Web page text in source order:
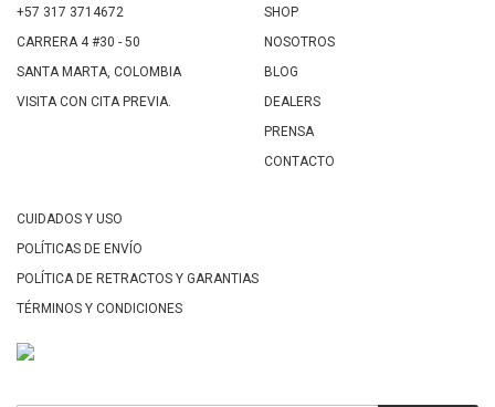
+57 317 3714672
CARRERA 4 #30 - 50
SANTA MARTA, COLOMBIA
VISITA CON CITA PREVIA.
SHOP
NOSOTROS
BLOG
DEALERS
PRENSA
CONTACTO
CUIDADOS Y USO
POLÍTICAS DE ENVÍO
POLÍTICA DE RETRACTOS Y GARANTIAS
TÉRMINOS Y CONDICIONES